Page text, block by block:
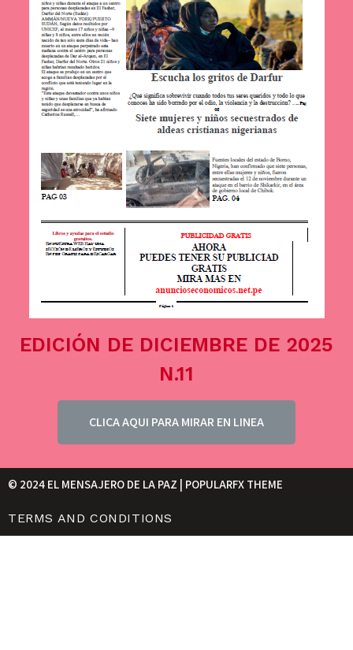
EDICIÓN DE DICIEMBRE DE 2025
N.11
CLICA AQUI PARA MIRAR EN LINEA
© 2024 EL MENSAJERO DE LA PAZ | POPULARFX THEME
TERMS AND CONDITIONS